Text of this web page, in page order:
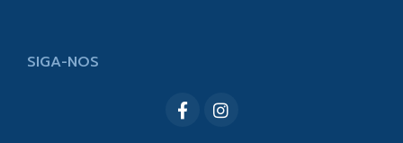
SIGA-NOS